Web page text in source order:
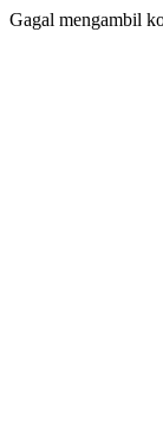
Gagal mengambil